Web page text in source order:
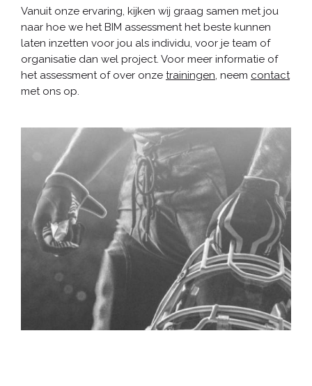
Vanuit onze ervaring, kijken wij graag samen met jou
naar hoe we het BIM assessment het beste kunnen
laten inzetten voor jou als individu, voor je team of
organisatie dan wel project. Voor meer informatie of
het assessment of over onze trainingen, neem contact
met ons op.